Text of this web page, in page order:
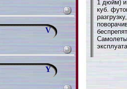
V
Y
1 дюйм) и
куб.